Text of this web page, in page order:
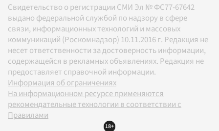
Свидетельство о регистрации СМИ Эл № ФС77-67642
выдано федеральной службой по надзору в сфере
связи, информационных технологий и массовых
коммуникаций (Роскомнадзор) 10.11.2016 г. Редакция не
несет ответственности за достоверность информации,
содержащейся в рекламных объявлениях. Редакция не
предоставляет справочной информации.
Информация об ограничениях
На информационном ресурсе применяются
рекомендательные технологии в соответствии с
Правилами
18+